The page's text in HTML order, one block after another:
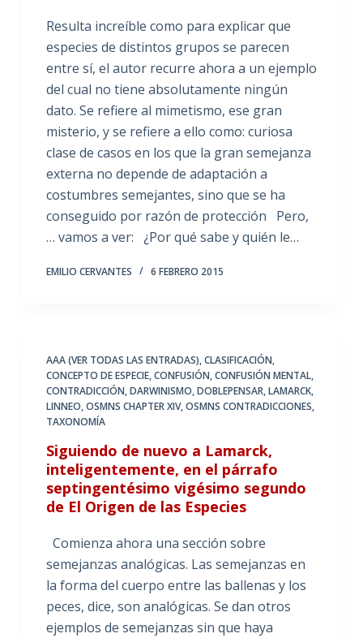
Resulta increíble como para explicar que
especies de distintos grupos se parecen
entre sí, el autor recurre ahora a un ejemplo
del cual no tiene absolutamente ningún
dato. Se refiere al mimetismo, ese gran
misterio, y se refiere a ello como: curiosa
clase de casos en los que la gran semejanza
externa no depende de adaptación a
costumbres semejantes, sino que se ha
conseguido por razón de protección Pero,
… vamos a ver: ¿Por qué sabe y quién le…
EMILIO CERVANTES 6 FEBRERO 2015
AAA (VER TODAS LAS ENTRADAS),CLASIFICACIÓN,
CONCEPTO DE ESPECIE,CONFUSIÓN,CONFUSIÓN MENTAL,
CONTRADICCIÓN,DARWINISMO,DOBLEPENSAR,LAMARCK,
LINNEO,OSMNS CHAPTER XIV,OSMNS CONTRADICCIONES,
TAXONOMÍA
Siguiendo de nuevo a Lamarck,
inteligentemente, en el párrafo
septingentésimo vigésimo segundo
de El Origen de las Especies
Comienza ahora una sección sobre
semejanzas analógicas. Las semejanzas en
la forma del cuerpo entre las ballenas y los
peces, dice, son analógicas. Se dan otros
ejemplos de semejanzas sin que haya